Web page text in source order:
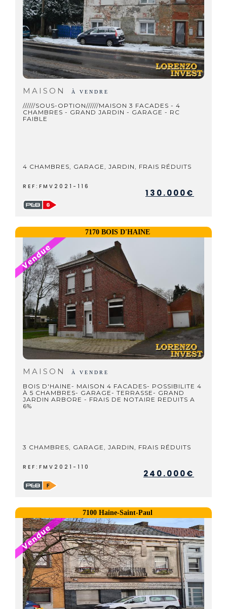
MAISON À VENDRE
//////SOUS-OPTION//////MAISON 3 FACADES - 4
CHAMBRES - GRAND JARDIN - GARAGE - RC
FAIBLE
4 CHAMBRES, GARAGE, JARDIN, FRAIS RÉDUITS
REF:FMV2021-116
130.000€
7170 BOIS D'HAINE
MAISON À VENDRE
BOIS D'HAINE- MAISON 4 FACADES- POSSIBILITE 4
À 5 CHAMBRES- GARAGE- TERRASSE- GRAND
JARDIN ARBORE - FRAIS DE NOTAIRE REDUITS A
6%
3 CHAMBRES, GARAGE, JARDIN, FRAIS RÉDUITS
REF:FMV2021-110
240.000€
7100 Haine-Saint-Paul